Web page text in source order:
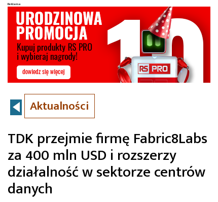
Aktualności
TDK przejmie firmę Fabric8Labs
za 400 mln USD i rozszerzy
działalność w sektorze centrów
danych